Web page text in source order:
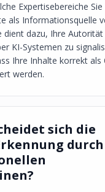
Expertisebereiche Sie
als Informationsquelle
dient dazu, Ihre Autorität
KI-Systemen zu
Ihre Inhalte korrekt als
werden.
sich die
durch